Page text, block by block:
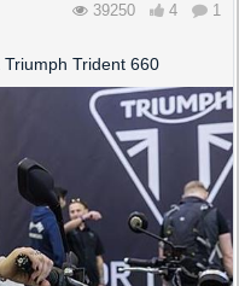
39250 4 1
Trident 660